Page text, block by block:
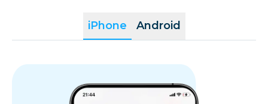
iPhone Android